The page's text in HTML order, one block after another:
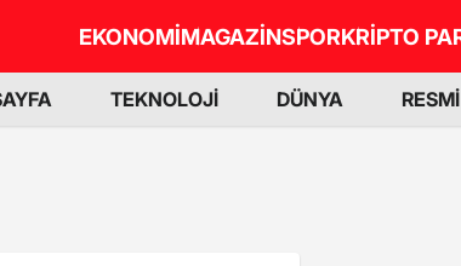
EKONOMİMAGAZİNSPORKRİPTO
TEKNOLOJİ DÜNYA